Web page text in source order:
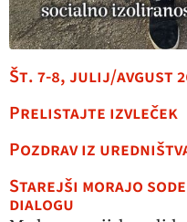
Št. 7-8, julij/avgust
Prelistajte izvleček
Pozdrav iz
Starejši morajo
dialogu